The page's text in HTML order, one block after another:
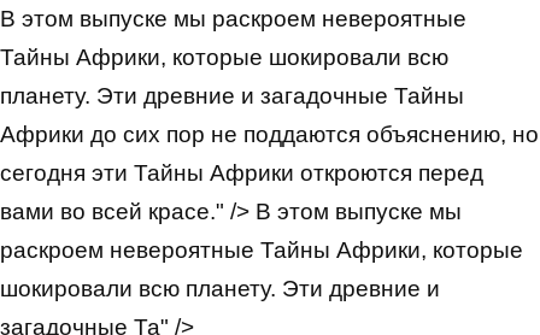
В этом выпуске мы раскроем невероятные
Тайны Африки, которые шокировали всю
планету. Эти древние и загадочные Тайны
Африки до сих пор не поддаются объяснению, но
сегодня эти Тайны Африки откроются перед
вами во всей красе." /> В этом выпуске мы
раскроем невероятные Тайны Африки, которые
шокировали всю планету. Эти древние и
загадочные Та" />